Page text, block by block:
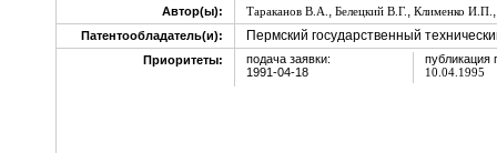
Автор(ы): Тараканов В.А. , Белецкий В.Г. , Клименко И.П.
Патентообладатель(и): Пермский государственный
Приоритеты:
подача заявки:
1991-04-18
публикация
10.04.1995